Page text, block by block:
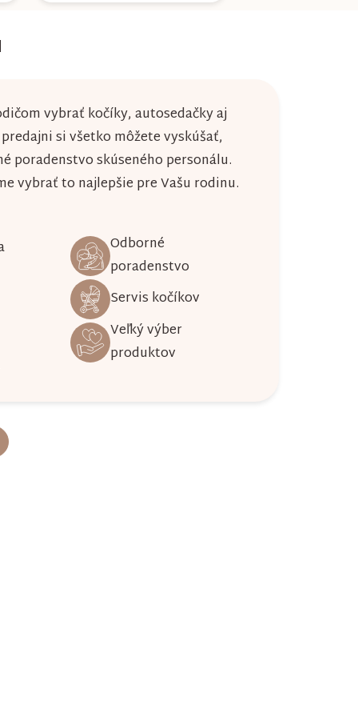
vybrať kočíky, autosedačky aj
si všetko môžete vyskúšať,
poradenstvo skúseného personálu.
vybrať to najlepšie pre Vašu rodinu.
Odborné
poradenstvo
Servis kočíkov
Veľký výber
produktov